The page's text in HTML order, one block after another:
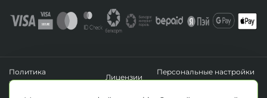
Политика
конфиденциальности
Лицензии
Персональные настройки
файлов cookie